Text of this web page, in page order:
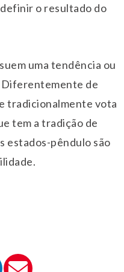
o resultado do
uma tendência ou
Diferentemente de
tradicionalmente vota
tem a tradição de
estados-pêndulo são